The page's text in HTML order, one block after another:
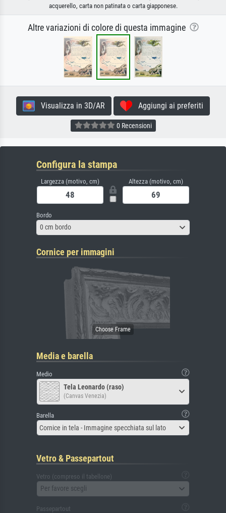
acquerello, carta non patinata o carta giapponese.
Altre variazioni di colore di questa immagine
Visualizza in 3D/AR Aggiungi ai preferiti
0 Recensioni
Configura la stampa
Largezza (motivo, cm) Altezza (motivo, cm)
Bordo
0 cm bordo
Cornice per immagini
Media e barella
Medio
Tela Leonardo (raso)
(Canvas Venezia)
Barella
Cornice in tela - Immagine specchiata sul lato
Vetro & Passepartout
Vetro (compreso il tabellone)
Per favore scegli
Passepartout